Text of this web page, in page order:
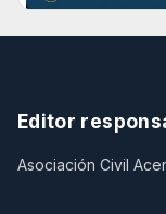
Editor
Asociación Civil